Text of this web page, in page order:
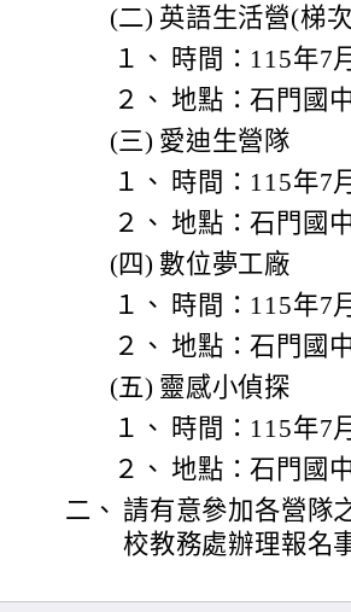
(二) 英語生活營(梯
１、
時間：115年7
２、 地點：石門國
(三) 愛迪生營隊
１、
時間：115年7
２、 地點：石門國
(四) 數位夢工廠
１、
時間：115年7
２、 地點：石門國
(五) 靈感小偵探
１、
時間：115年7
２、 地點：石門國
二、 請有意參加各營隊
校教務處辦理報名